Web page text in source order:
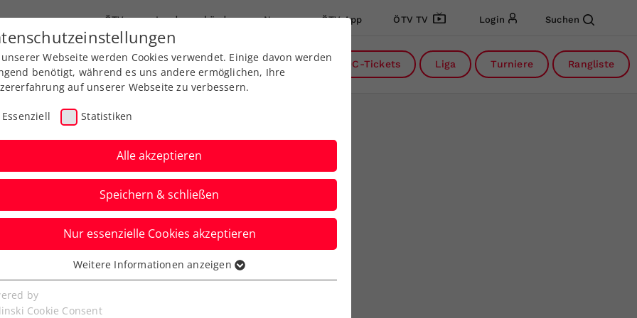
ÖTV Landesverbände News ÖTV App ÖTV TV Login Suchen
Ausbildungen Services Über uns DC-Tickets Liga Turniere Rangliste
sorgt bei den
weiter für Furore
Webseite werden Cookies verwendet. Einige davon werden
benötigt, während es uns andere ermöglichen, Ihre
auf unserer Webseite zu verbessern.
Essenziell Statistiken
Alle akzeptieren
Speichern & schließen
Nur essenzielle Cookies akzeptieren
Cookies werden für grundlegende Funktionen der
benötigt. Dadurch ist gewährleistet, dass die Webseite
Weitere Informationen anzeigen
by
Cookie Consent